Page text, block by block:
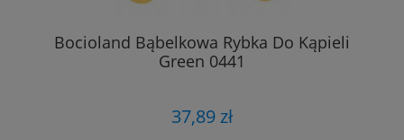
Bocioland Bąbelkowa Rybka Do Kąpieli
Green 0441
37,89 zł